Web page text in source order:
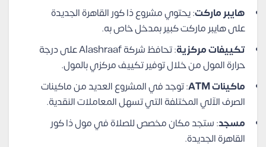
هايبر ماركت: يحتوي مشروع ذا كور القاهرة الجديدة
على هايبر ماركت كبير بمدخل خاص به.
تكييفات مركزية
: تحافظ شركة Alashraaf على درجة
حرارة المول من خلال توفير تكييف مركزي بالمول.
ماكينات ATM
: توجد في المشروع العديد من ماكينات
الصرف الآلي المختلفة التي تسهل المعاملات النقدية.
مسجد: ستجد مكان مخصص للصلاة في مول ذا كور
القاهرة الجديدة.